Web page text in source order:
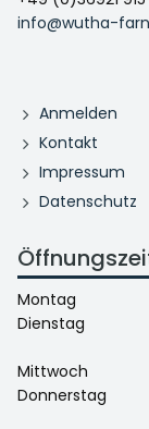
info@wutha-
Anmelden
Kontakt
Impressum
Datenschutz
Montag
Dienstag
Mittwoch
Donnerstag